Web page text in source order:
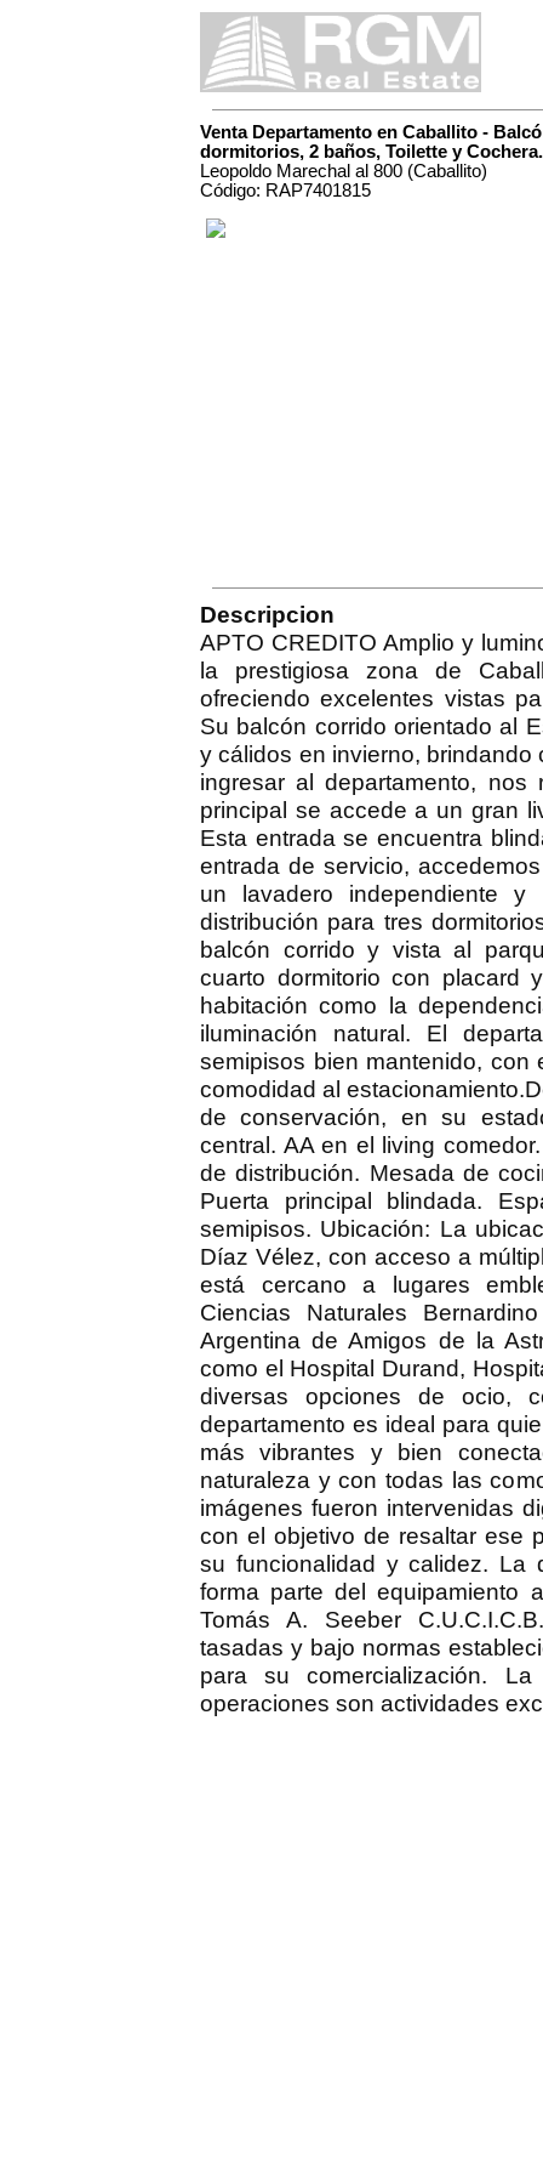
Venta Departamento en Caballito -
dormitorios, 2 baños, Toilette y Cochera.
Leopoldo Marechal al 800 (Caballito)
Código: RAP7401815
Descripcion
APTO CREDITO Amplio y
la prestigiosa zona de
ofreciendo excelentes vistas
Su balcón corrido orientado al
y cálidos en invierno, brindando
ingresar al departamento,
principal se accede a un gran
Esta entrada se encuentra
entrada de servicio,
un lavadero independiente
distribución para tres
balcón corrido y vista al
cuarto dormitorio con placard
habitación como la
iluminación natural. El
semipisos bien mantenido,
comodidad al
de conservación, en su
central. AA en el living
de distribución. Mesada de
Puerta principal blindada.
semipisos. Ubicación: La
Díaz Vélez, con acceso a
está cercano a lugares
Ciencias Naturales
Argentina de Amigos de la
como el Hospital Durand,
diversas opciones de ocio,
departamento es ideal para
más vibrantes y bien
naturaleza y con todas las
imágenes fueron intervenidas
con el objetivo de resaltar ese
su funcionalidad y calidez. La
forma parte del equipamiento
Tomás A. Seeber
tasadas y bajo normas
para su comercialización.
operaciones son actividades